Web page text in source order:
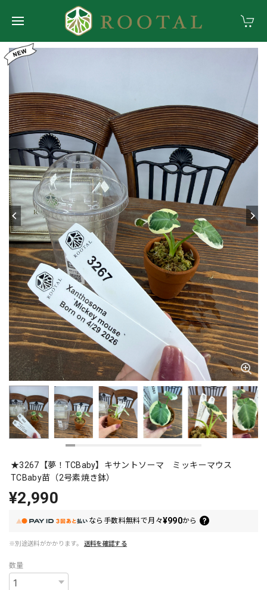
★3267【夢！TCBaby】キサントソーマ ミッキーマウス
TCBaby苗（2号素焼き鉢）
¥2,990
なら 手数料無料で月々¥990から
※別途送料がかかります。 送料を確認する
数量